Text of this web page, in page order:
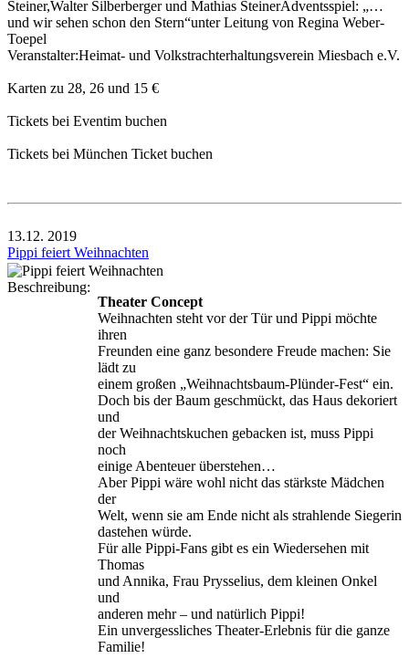
Steiner,Walter Silberberger und Mathias SteinerAdventsspiel: „…
und wir sehen schon den Stern“unter Leitung von Regina Weber-
Toepel
Veranstalter:Heimat- und Volkstrachterhaltungsverein Miesbach e.V.
Karten zu 28, 26 und 15 €
Tickets bei Eventim buchen
Tickets bei München Ticket buchen
13.12. 2019
Pippi feiert Weihnachten
Beschreibung:
Theater Concept
Weihnachten steht vor der Tür und Pippi möchte
ihren
Freunden eine ganz besondere Freude machen: Sie
lädt zu
einem großen „Weihnachtsbaum-Plünder-Fest“ ein.
Doch bis der Baum geschmückt, das Haus dekoriert
und
der Weihnachtskuchen gebacken ist, muss Pippi
noch
einige Abenteuer überstehen…
Aber Pippi wäre wohl nicht das stärkste Mädchen
der
Welt, wenn sie am Ende nicht als strahlende Siegerin
dastehen würde.
Für alle Pippi-Fans gibt es ein Wiedersehen mit
Thomas
und Annika, Frau Prysselius, dem kleinen Onkel
und
anderen mehr – und natürlich Pippi!
Ein unvergessliches Theater-Erlebnis für die ganze
Familie!